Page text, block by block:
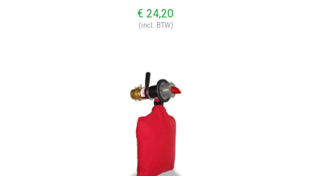
€ 24,20
(incl. BTW)